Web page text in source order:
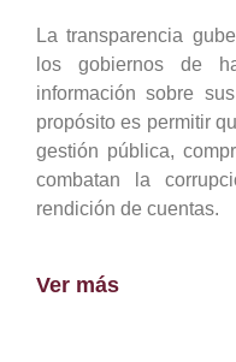
La transparencia
los gobiernos de
información sobre
propósito es permitir
gestión pública,
combatan la
rendición de cuentas.
Ver más